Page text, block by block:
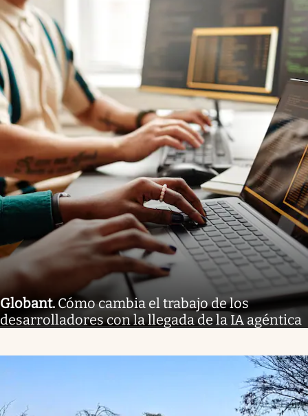
Globant. Cómo cambia el trabajo de los
desarrolladores con la llegada de la IA agéntica